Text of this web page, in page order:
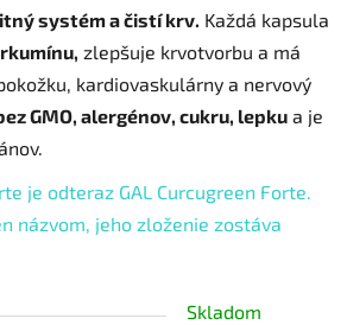
systém a čistí krv. Každá kapsula
zlepšuje krvotvorbu a má
kardiovaskulárny a nervový
GMO, alergénov, cukru, lepku a je
je odteraz GAL Curcugreen Forte.
názvom, jeho zloženie zostáva
Skladom